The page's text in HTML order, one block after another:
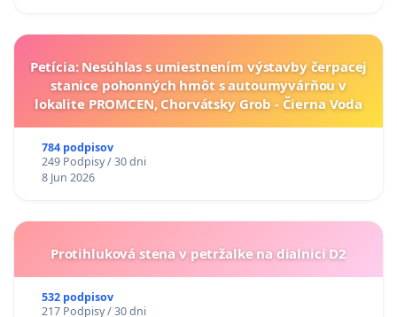
Petícia: Nesúhlas s umiestnením výstavby čerpacej
stanice pohonných hmôt s autoumyvárňou v
lokalite PROMCEN, Chorvátsky Grob - Čierna Voda
784 podpisov
249 Podpisy / 30 dni
8 Jun 2026
Protihluková stena v petržalke na dialnici D2
532 podpisov
217 Podpisy / 30 dni